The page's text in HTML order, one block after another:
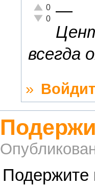
Отлично!
0
Неадекватно!
0 —
всегда
»